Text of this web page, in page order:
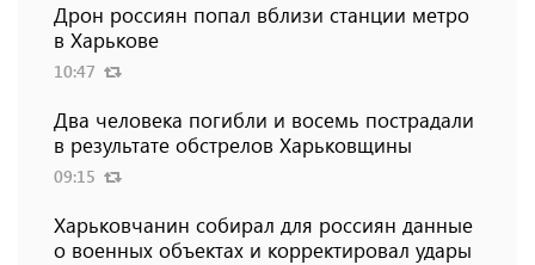
Дрон россиян попал вблизи станции метро
в Харькове
10:47
Два человека погибли и восемь пострадали
в результате обстрелов Харьковщины
09:15
Харьковчанин собирал для россиян данные
о военных объектах и ​​корректировал удары